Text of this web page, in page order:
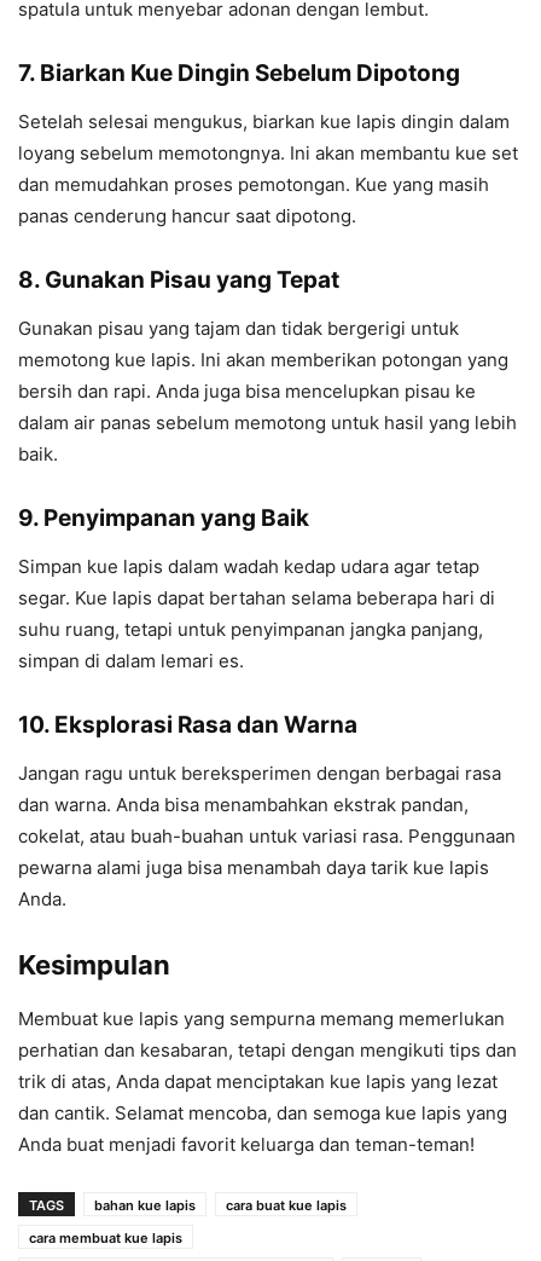
spatula untuk menyebar adonan dengan lembut.
7. Biarkan Kue Dingin Sebelum Dipotong
Setelah selesai mengukus, biarkan kue lapis dingin dalam
loyang sebelum memotongnya. Ini akan membantu kue set
dan memudahkan proses pemotongan. Kue yang masih
panas cenderung hancur saat dipotong.
8. Gunakan Pisau yang Tepat
Gunakan pisau yang tajam dan tidak bergerigi untuk
memotong kue lapis. Ini akan memberikan potongan yang
bersih dan rapi. Anda juga bisa mencelupkan pisau ke
dalam air panas sebelum memotong untuk hasil yang lebih
baik.
9. Penyimpanan yang Baik
Simpan kue lapis dalam wadah kedap udara agar tetap
segar. Kue lapis dapat bertahan selama beberapa hari di
suhu ruang, tetapi untuk penyimpanan jangka panjang,
simpan di dalam lemari es.
10. Eksplorasi Rasa dan Warna
Jangan ragu untuk bereksperimen dengan berbagai rasa
dan warna. Anda bisa menambahkan ekstrak pandan,
cokelat, atau buah-buahan untuk variasi rasa. Penggunaan
pewarna alami juga bisa menambah daya tarik kue lapis
Anda.
Kesimpulan
Membuat kue lapis yang sempurna memang memerlukan
perhatian dan kesabaran, tetapi dengan mengikuti tips dan
trik di atas, Anda dapat menciptakan kue lapis yang lezat
dan cantik. Selamat mencoba, dan semoga kue lapis yang
Anda buat menjadi favorit keluarga dan teman-teman!
TAGS bahan kue lapis
cara buat kue lapis
cara membuat kue lapis